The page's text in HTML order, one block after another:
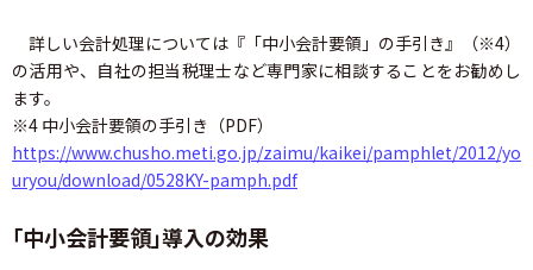
詳しい会計処理については『「中小会計要領」の手引き』（※4）
の活用や、自社の担当税理士など専門家に相談することをお勧めし
ます。
※4 中小会計要領の手引き（PDF）
https://www.chusho.meti.go.jp/zaimu/kaikei/pamphlet/2012/yo
uryou/download/0528KY-pamph.pdf
「中小会計要領」導入の効果